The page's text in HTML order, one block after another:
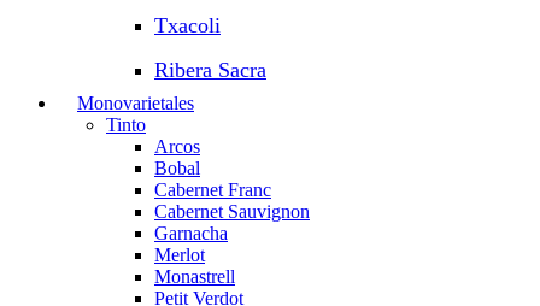
Txacoli
Ribera Sacra
Monovarietales
Tinto
Arcos
Bobal
Cabernet Franc
Cabernet Sauvignon
Garnacha
Merlot
Monastrell
Petit Verdot